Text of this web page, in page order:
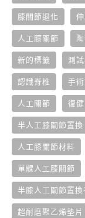
膝關節退化
人工膝關節
新的標籤 測
認識脊椎 手
人工關節 復健
半人工膝關節置換
人工膝關節材料
單髁人工膝關節
半膝人工關節置換
超耐磨聚乙烯墊片